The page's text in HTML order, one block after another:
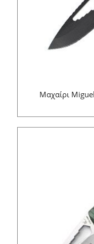
Mαχαίρι